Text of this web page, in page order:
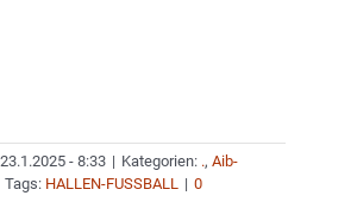
- 8:33 | Kategorien: ., Aib-
Tags: HALLEN-FUSSBALL | 0